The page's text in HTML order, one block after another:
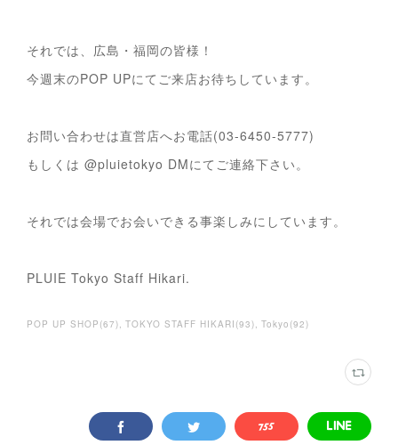
それでは、広島・福岡の皆様！
今週末のPOP UPにてご来店お待ちしています。
お問い合わせは直営店へお電話(03-6450-5777)
もしくは @pluietokyo DMにてご連絡下さい。
それでは会場でお会いできる事楽しみにしています。
PLUIE Tokyo Staff Hikari.
POP UP SHOP (67) TOKYO STAFF HIKARI (93) Tokyo (92)